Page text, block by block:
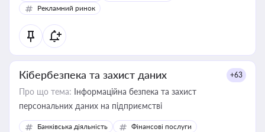
Рекламний ринок
Кібербезпека та захист даних +63
Про що тема: Інформаційна безпека та захист
персональних даних на підприємстві
Банківська діяльність
Фінансові послуги